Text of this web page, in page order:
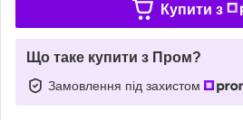
Купити з
Що таке купити з Пром?
Замовлення під захистом